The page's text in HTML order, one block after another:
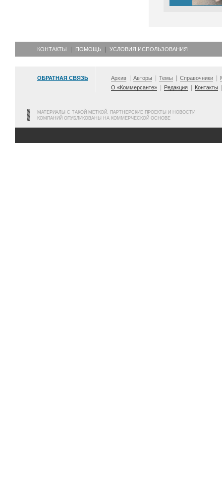
КОНТАКТЫ ПОМОЩЬ УСЛОВИЯ ИСПОЛЬЗОВАНИЯ
ОБРАТНАЯ СВЯЗЬ Архив Авторы Темы Справочники
О «Коммерсанте»
Редакция Контакты
МАТЕРИАЛЫ С ТАКОЙ МЕТКОЙ, ПАРТНЕРСКИЕ ПРОЕКТЫ И НОВОСТИ
КОМПАНИЙ ОПУБЛИКОВАНЫ НА КОММЕРЧЕСКОЙ ОСНОВЕ